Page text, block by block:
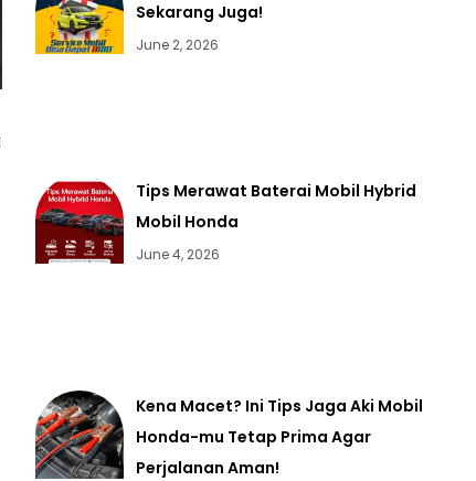
Sekarang Juga!
June 2, 2026
Tips Merawat Baterai Mobil Hybrid
Mobil Honda
June 4, 2026
Kena Macet? Ini Tips Jaga Aki Mobil
Honda-mu Tetap Prima Agar
Perjalanan Aman!